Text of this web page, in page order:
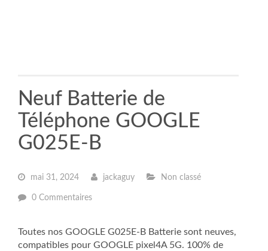
Neuf Batterie de
Téléphone GOOGLE
G025E-B
mai 31, 2024 jackaguy Non classé
0 Commentaires
Toutes nos GOOGLE G025E-B Batterie sont neuves,
compatibles pour GOOGLE pixel4A 5G. 100% de